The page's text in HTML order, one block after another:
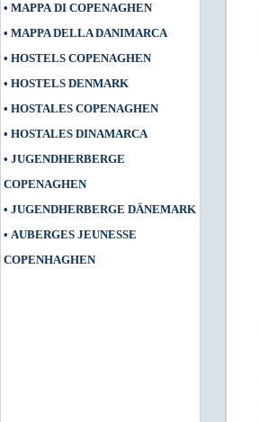
• MAPPA DI COPENAGHEN
• MAPPA DELLA DANIMARCA
• HOSTELS COPENAGHEN
• HOSTELS DENMARK
• HOSTALES COPENAGHEN
• HOSTALES DINAMARCA
• JUGENDHERBERGE
COPENAGHEN
• JUGENDHERBERGE DÄNEMARK
• AUBERGES JEUNESSE
COPENHAGHEN